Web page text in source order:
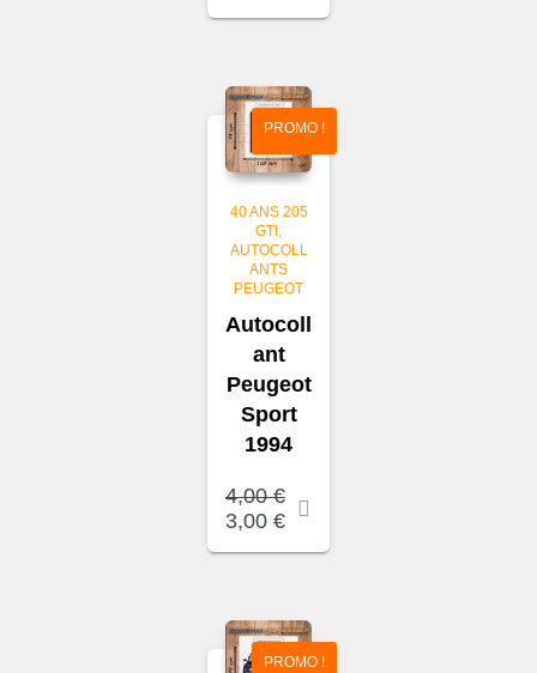
4,00 €.3,00 €.
PROMO !
40 ANS 205
GTI
AUTOCOLL
ANTS
PEUGEOT
Autocoll
ant
Peugeot
Sport
1994
4,00€
Le
4,00 €.
3,00 €Le
3,00 €.
PROMO !